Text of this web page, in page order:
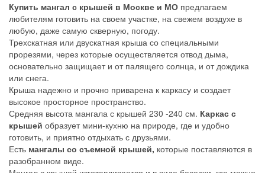
Купить мангал с крышей в Москве и МО предлагаем
любителям готовить на своем участке, на свежем воздухе в
любую, даже самую скверную, погоду.
Трехскатная или двускатная крыша со специальными
прорезями, через которые осуществляется отвод дыма,
основательно защищает и от палящего солнца, и от дождика
или снега.
Крыша надежно и прочно приварена к каркасу и создает
высокое просторное пространство.
Средняя высота мангала с крышей 230 -240 см. Каркас с
крышей образует мини-кухню на природе, где и удобно
готовить, и приятно отдыхать с друзьями.
Есть мангалы со съемной крышей, которые поставляются в
разобранном виде.